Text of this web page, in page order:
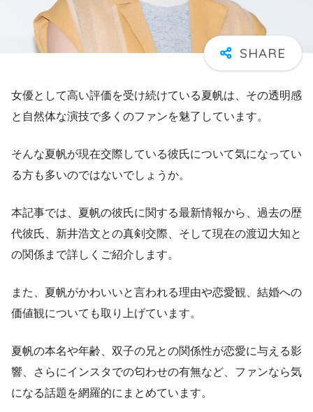
女優として高い評価を受け続けている夏帆は、その透明感
と自然体な演技で多くのファンを魅了しています。
そんな夏帆が現在交際している彼氏について気になってい
る方も多いのではないでしょうか。
本記事では、夏帆の彼氏に関する最新情報から、過去の歴
代彼氏、新井浩文との真剣交際、そして現在の渡辺大知と
の関係まで詳しくご紹介します。
また、夏帆がかわいいと言われる理由や恋愛観、結婚への
価値観についても取り上げています。
夏帆の本名や年齢、双子の兄との関係性が恋愛に与える影
響、さらにインスタでの匂わせの有無など、ファンなら気
になる話題を網羅的にまとめています。